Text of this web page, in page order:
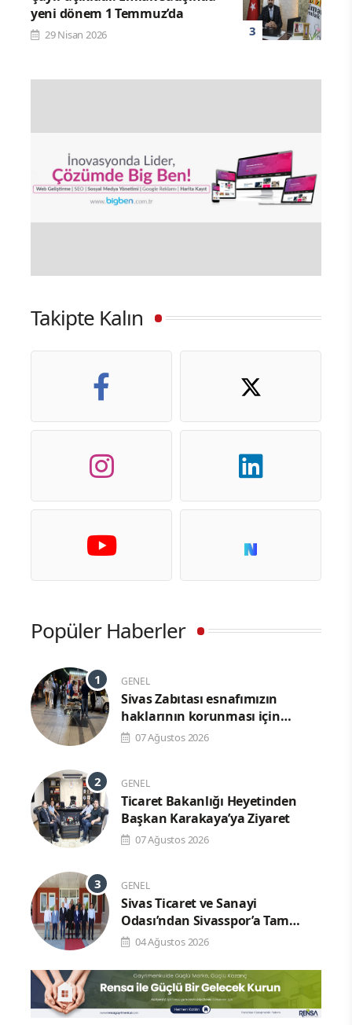
yeni dönem 1 Temmuz’da
29 Nisan 2026
Takipte Kalın
Popüler Haberler
GENEL
Sivas Zabıtası esnafımızın
haklarının korunması için
denetimlerimizi aralıksız
07 Ağustos 2026
GENEL
Ticaret Bakanlığı Heyetinden
Başkan Karakaya’ya Ziyaret
07 Ağustos 2026
GENEL
Sivas Ticaret ve Sanayi
Odası’ndan Sivasspor’a Tam
Destek
04 Ağustos 2026